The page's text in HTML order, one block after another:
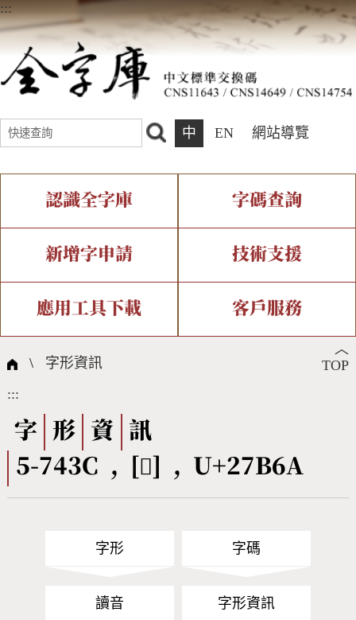
:::
中 EN 網站導覽
認識全字庫
全字庫介紹 全字庫現況
中文碼介紹 專有名詞介紹
國際字碼相關組織
字碼查詢
IDS查詢 部件查詢
複合查詢 注音查詢
筆畫查詢
筆順序查詢
CNS查詢 Unicode查詢
新增字申請
新字申請處理流程
技術支援
字形即時顯示 造字解決方案
全字庫授權 轉碼Web Service
應用工具下載
個人電腦造字處理工具
字形下載
客戶服務
問題集
熱門查詢統計
︿
TOP
\ 字形資訊
:::
字 形 資
訊
5-743C , [𧭪] , U+27B6A
字形 字碼
讀音 字形資訊